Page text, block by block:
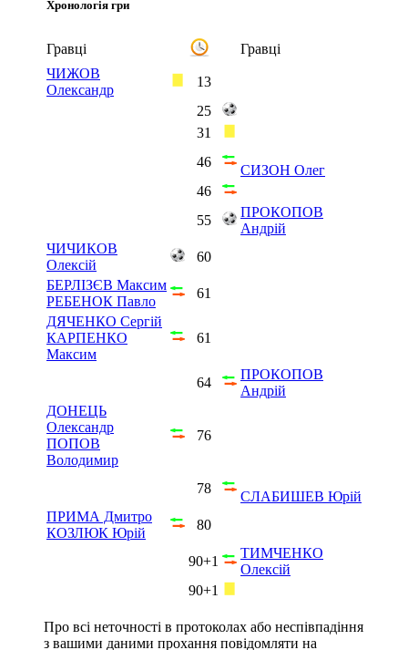
Хронологія гри
Гравці
Гравці
ЧИЖОВ
Олександр
13
25
31
46
СИЗОН Олег
46
55
ПРОКОПОВ
Андрій
ЧИЧИКОВ
Олексій
60
БЕРЛІЗЄВ Максим
РЕБЕНОК Павло
61
ДЯЧЕНКО Сергій
КАРПЕНКО
Максим
61
64
ПРОКОПОВ
Андрій
ДОНЕЦЬ
Олександр
ПОПОВ
Володимир
76
78
СЛАБИШЕВ Юрій
ПРИМА Дмитро
КОЗЛЮК Юрій
80
90+1
ТИМЧЕНКО
Олексій
90+1
Про всі неточності в протоколах або неспівпадіння
з вашими даними прохання повідомляти на